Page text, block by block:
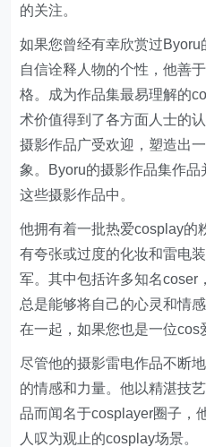
的关注。
如果您曾经有幸欣赏过
自信诠释人物的个性，他善
格。成为作品集最易理解的
术价值得到了各方面人士的
摄影作品广受欢迎，塑造出
象。Byoru的摄影作品集作
这些摄影作品中。
他拥有着一批热爱cosplay的
有夸张或过度的化妆和雷电
军。其中包括许多知名coser
总是能够将自己的心灵和情
在一起，如果您也是一位cos
尽管他的摄影雷电作品不断
的情感和力量。他以精湛技
品而闻名于cosplayer圈子，
人叹为观止的cosplay场景。